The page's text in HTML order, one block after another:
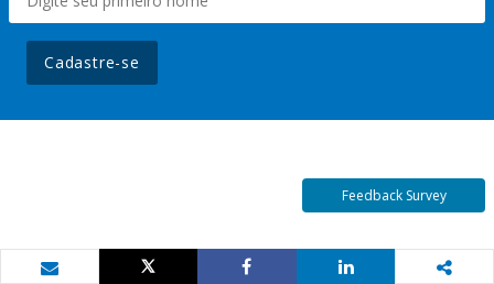
Cadastre-se
Feedback Survey